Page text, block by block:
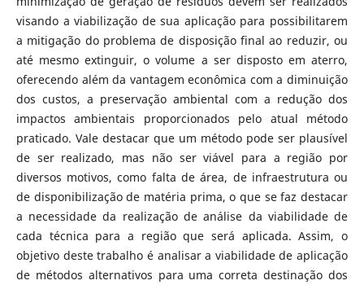
visando a viabilização de sua aplicação para possibilitarem
a mitigação do problema de disposição final ao reduzir, ou
até mesmo extinguir, o volume a ser disposto em aterro,
oferecendo além da vantagem econômica com a diminuição
dos custos, a preservação ambiental com a redução dos
impactos ambientais proporcionados pelo atual método
praticado. Vale destacar que um método pode ser plausível
de ser realizado, mas não ser viável para a região por
diversos motivos, como falta de área, de infraestrutura ou
de disponibilização de matéria prima, o que se faz destacar
a necessidade da realização de análise da viabilidade de
cada técnica para a região que será aplicada. Assim, o
objetivo deste trabalho é analisar a viabilidade de aplicação
de métodos alternativos para uma correta destinação dos